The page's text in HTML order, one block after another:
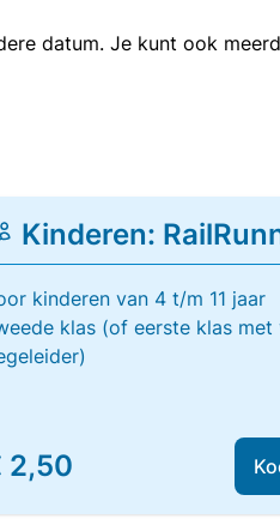
datum. Je kunt ook
Kinderen:
kinderen van 4 t/m 11 jaar
klas (of eerste klas met
2,50